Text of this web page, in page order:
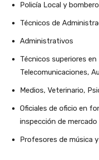
Policía Local y
Técnicos de
Administrativos
Técnicos superiores
Telecomunicaciones,
Medios, Veterinario,
Oficiales de oficio en
inspección de mercado
Profesores de música